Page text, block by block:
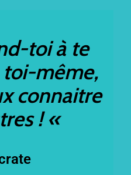
toi à te
même,
connaitre
! «